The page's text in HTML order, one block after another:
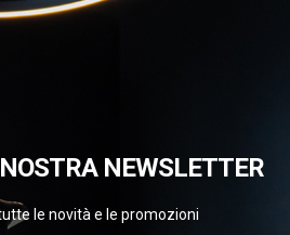
NEWSLETTER
le novità e le promozioni